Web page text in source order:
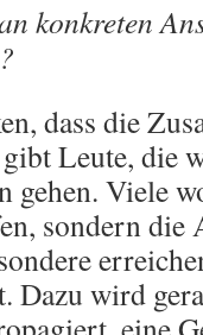
konkreten
dass die
Leute, die
gehen. Viele
sondern die
Dazu wird